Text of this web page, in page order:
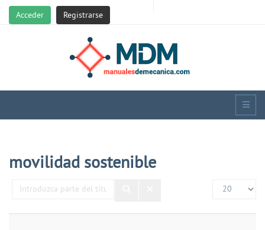
Acceder Registrarse
movilidad sostenible
Introduzca
Cantidad